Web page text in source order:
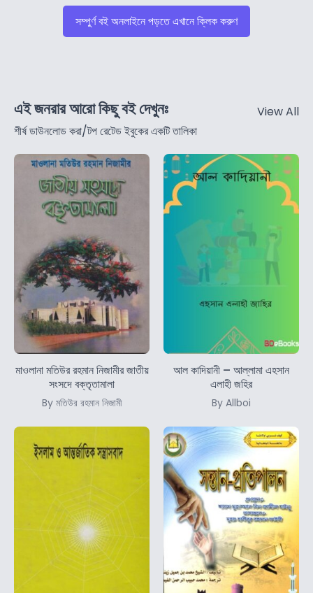
সম্পুর্ণ বই অনলাইনে পড়তে এখানে ক্লিক করুণ
এই জনরার আরো কিছু বই দেখুনঃ
শীর্ষ ডাউনলোড করা/টপ রেটেড ইবুকের একটি তালিকা
View All
মাওলানা মতিউর রহমান নিজামীর জাতীয়
সংসদে বক্তৃতামালা
By মতিউর রহমান নিজামী
আল কাদিয়ানী – আল্লামা এহসান
এলাহী জহির
By Allboi